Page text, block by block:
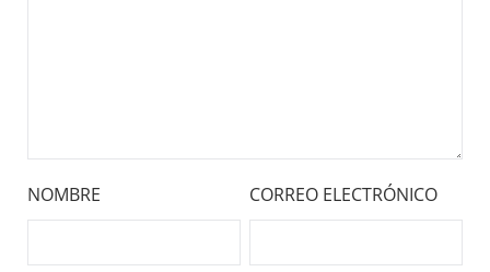
NOMBRE CORREO ELECTRÓNICO